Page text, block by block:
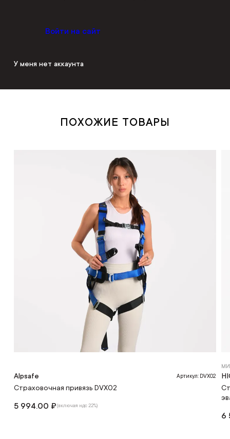
Войти на сайт
У меня нет аккаунта
ПОХОЖИЕ ТОВАРЫ
Alpsafe Артикул: DVX02
Страховочная привязь DVX02
5 994.00 ₽(включая ндс 22%)
6